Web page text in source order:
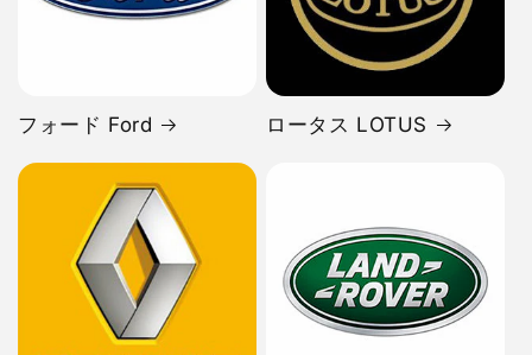
フォード Ford ロータス LOTUS